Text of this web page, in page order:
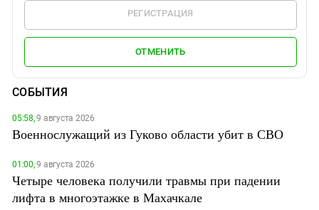
РЕГИСТРАЦИЯ
ОТМЕНИТЬ
СОБЫТИЯ
05:58,9 августа 2026
Военнослужащий из Гуково области убит в СВО
01:00,9 августа 2026
Четыре человека получили травмы при падении
лифта в многоэтажке в Махачкале